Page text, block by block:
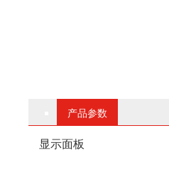
产品参数
显示面板